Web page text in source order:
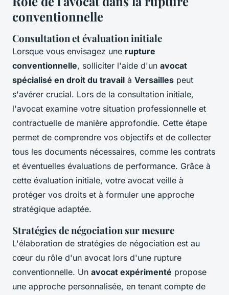
conventionnelle
Consultation et évaluation initiale
Lorsque vous envisagez une rupture
conventionnelle, solliciter l'aide d'un avocat
spécialisé en droit du travail à Versailles peut
s'avérer crucial. Lors de la consultation initiale,
l'avocat examine votre situation professionnelle et
contractuelle de manière approfondie. Cette étape
permet de comprendre vos objectifs et de collecter
tous les documents nécessaires, comme les contrats
et éventuelles évaluations de performance. Grâce à
cette évaluation initiale, votre avocat veille à
protéger vos droits et à formuler une approche
stratégique adaptée.
Stratégies de négociation sur mesure
L'élaboration de stratégies de négociation est au
cœur du rôle d'un avocat lors d'une rupture
conventionnelle. Un avocat expérimenté propose
une approche personnalisée, en tenant compte de